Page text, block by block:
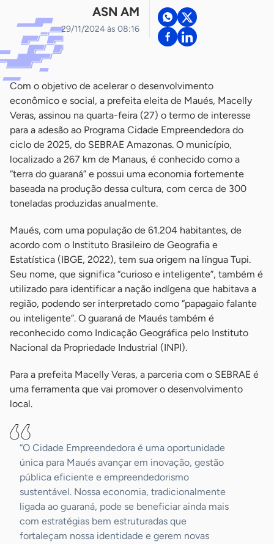
ASN AM
29/11/2024 às 08:16
Com o objetivo de acelerar o desenvolvimento
econômico e social, a prefeita eleita de Maués, Macelly
Veras, assinou na quarta-feira (27) o termo de interesse
para a adesão ao Programa Cidade Empreendedora do
ciclo de 2025, do SEBRAE Amazonas. O município,
localizado a 267 km de Manaus, é conhecido como a
“terra do guaraná” e possui uma economia fortemente
baseada na produção dessa cultura, com cerca de 300
toneladas produzidas anualmente.
Maués, com uma população de 61.204 habitantes, de
acordo com o Instituto Brasileiro de Geografia e
Estatística (IBGE, 2022), tem sua origem na língua Tupi.
Seu nome, que significa “curioso e inteligente”, também é
utilizado para identificar a nação indígena que habitava a
região, podendo ser interpretado como “papagaio falante
ou inteligente”. O guaraná de Maués também é
reconhecido como Indicação Geográfica pelo Instituto
Nacional da Propriedade Industrial (INPI).
Para a prefeita Macelly Veras, a parceria com o SEBRAE é
uma ferramenta que vai promover o desenvolvimento
local.
“O Cidade Empreendedora é uma oportunidade
única para Maués avançar em inovação, gestão
pública eficiente e empreendedorismo
sustentável. Nossa economia, tradicionalmente
ligada ao guaraná, pode se beneficiar ainda mais
com estratégias bem estruturadas que
fortaleçam nossa identidade e gerem novas